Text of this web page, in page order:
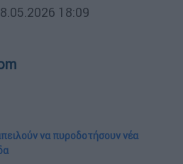
18:09
να πυροδοτήσουν νέα